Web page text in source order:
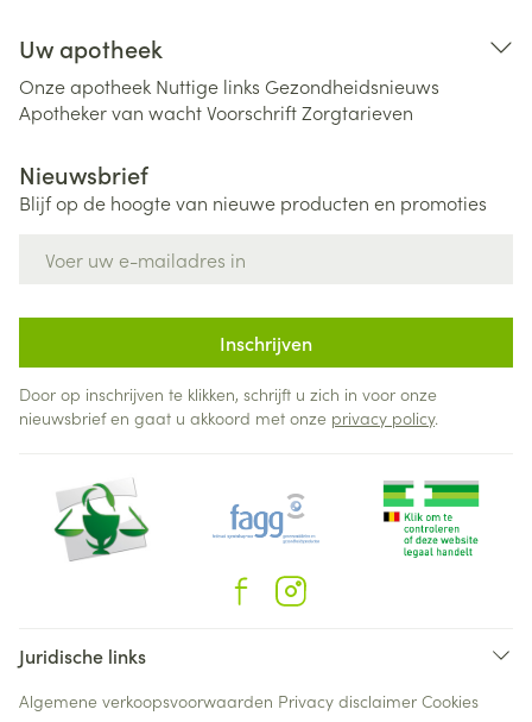
Uw apotheek
Onze apotheek Nuttige links Gezondheidsnieuws
Apotheker van wachtVoorschriftZorgtarieven
Nieuwsbrief
Blijf op de hoogte van nieuwe producten en promoties
Inschrijven
Door op inschrijven te klikken, schrijft u zich in voor onze
nieuwsbrief en gaat u akkoord met onze privacy policy.
Juridische links
Algemene verkoopsvoorwaarden Privacy disclaimer Cookies